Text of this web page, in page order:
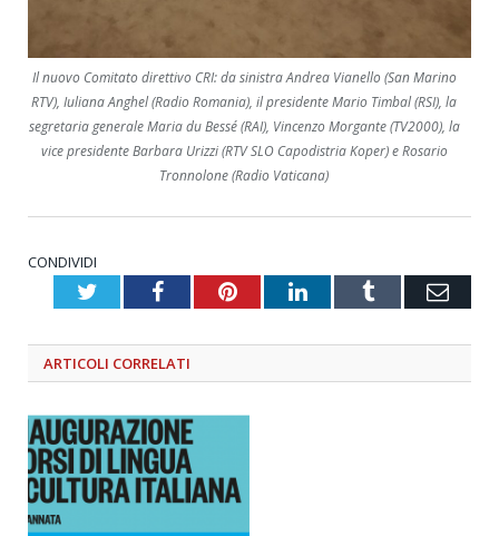
Il nuovo Comitato direttivo CRI: da sinistra Andrea Vianello (San Marino
RTV), Iuliana Anghel (Radio Romania), il presidente Mario Timbal (RSI), la
segretaria generale Maria du Bessé (RAI), Vincenzo Morgante (TV2000), la
vice presidente Barbara Urizzi (RTV SLO Capodistria Koper) e Rosario
Tronnolone (Radio Vaticana)
CONDIVIDI
TwitterFacebookPinterestLinkedInTumblr
ARTICOLI CORRELATI